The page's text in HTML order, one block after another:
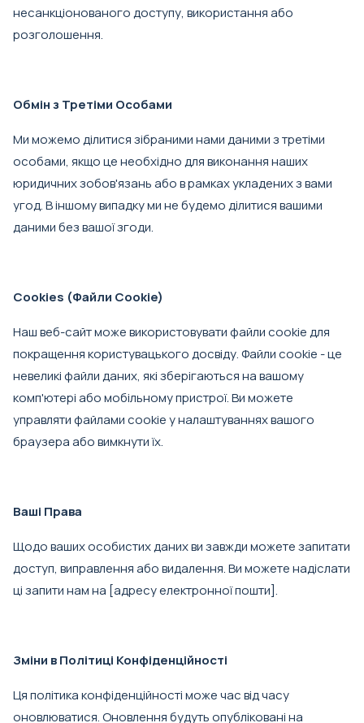
несанкціонованого доступу, використання або
розголошення.
Обмін з Третіми Особами
Ми можемо ділитися зібраними нами даними з третіми
особами, якщо це необхідно для виконання наших
юридичних зобов'язань або в рамках укладених з вами
угод. В іншому випадку ми не будемо ділитися вашими
даними без вашої згоди.
Cookies (Файли Cookie)
Наш веб-сайт може використовувати файли cookie для
покращення користувацького досвіду. Файли cookie - це
невеликі файли даних, які зберігаються на вашому
комп'ютері або мобільному пристрої. Ви можете
управляти файлами cookie у налаштуваннях вашого
браузера або вимкнути їх.
Ваші Права
Щодо ваших особистих даних ви завжди можете запитати
доступ, виправлення або видалення. Ви можете надіслати
ці запити нам на [адресу електронної пошти].
Зміни в Політиці Конфіденційності
Ця політика конфіденційності може час від часу
оновлюватися. Оновлення будуть опубліковані на